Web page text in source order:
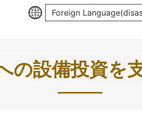
Foreign
の設備投資を